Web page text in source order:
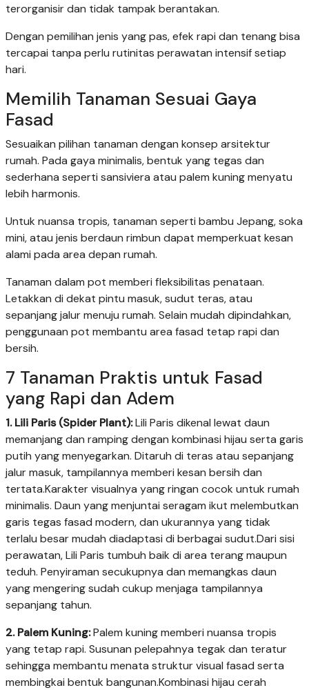
terorganisir dan tidak tampak berantakan.
Dengan pemilihan jenis yang pas, efek rapi dan tenang bisa
tercapai tanpa perlu rutinitas perawatan intensif setiap
hari.
Memilih Tanaman Sesuai Gaya
Fasad
Sesuaikan pilihan tanaman dengan konsep arsitektur
rumah. Pada gaya minimalis, bentuk yang tegas dan
sederhana seperti sansiviera atau palem kuning menyatu
lebih harmonis.
Untuk nuansa tropis, tanaman seperti bambu Jepang, soka
mini, atau jenis berdaun rimbun dapat memperkuat kesan
alami pada area depan rumah.
Tanaman dalam pot memberi fleksibilitas penataan.
Letakkan di dekat pintu masuk, sudut teras, atau
sepanjang jalur menuju rumah. Selain mudah dipindahkan,
penggunaan pot membantu area fasad tetap rapi dan
bersih.
7 Tanaman Praktis untuk Fasad
yang Rapi dan Adem
1. Lili Paris (Spider Plant):Lili Paris dikenal lewat daun
memanjang dan ramping dengan kombinasi hijau serta garis
putih yang menyegarkan. Ditaruh di teras atau sepanjang
jalur masuk, tampilannya memberi kesan bersih dan
tertata.Karakter visualnya yang ringan cocok untuk rumah
minimalis. Daun yang menjuntai seragam ikut melembutkan
garis tegas fasad modern, dan ukurannya yang tidak
terlalu besar mudah diadaptasi di berbagai sudut.Dari sisi
perawatan, Lili Paris tumbuh baik di area terang maupun
teduh. Penyiraman secukupnya dan memangkas daun
yang mengering sudah cukup menjaga tampilannya
sepanjang tahun.
2. Palem Kuning:Palem kuning memberi nuansa tropis
yang tetap rapi. Susunan pelepahnya tegak dan teratur
sehingga membantu menata struktur visual fasad serta
membingkai bentuk bangunan.Kombinasi hijau cerah